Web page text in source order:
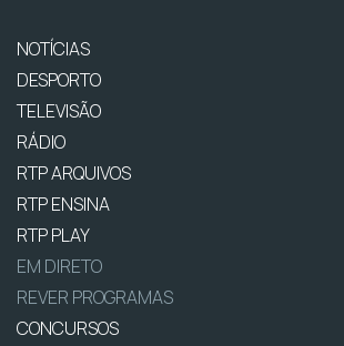
NOTÍCIAS
DESPORTO
TELEVISÃO
RÁDIO
RTP ARQUIVOS
RTP ENSINA
RTP PLAY
EM DIRETO
REVER PROGRAMAS
CONCURSOS